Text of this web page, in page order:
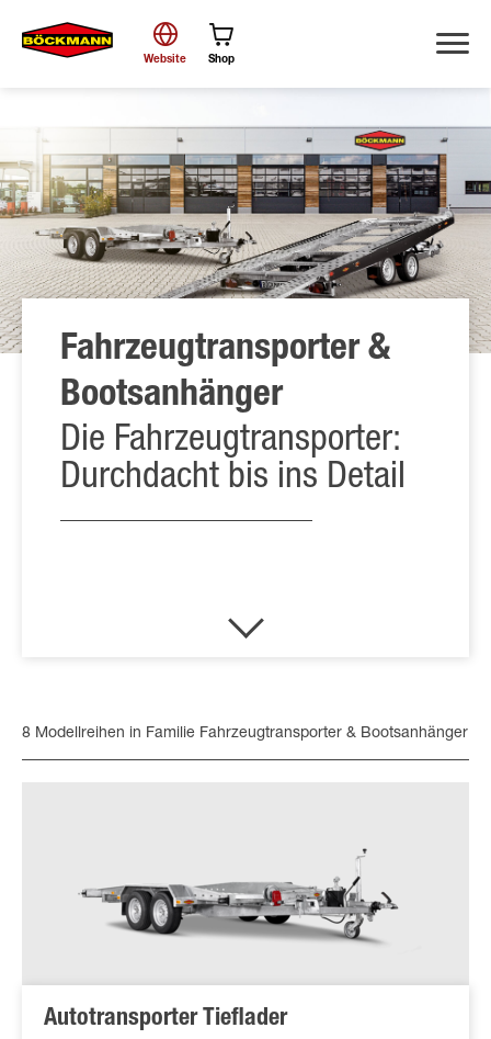
Website Shop
Fahrzeugtransporter &
Bootsanhänger
Die Fahrzeugtransporter:
Durchdacht bis ins Detail
8 Modellreihen in Familie Fahrzeugtransporter & Bootsanhänger
Autotransporter Tieflader